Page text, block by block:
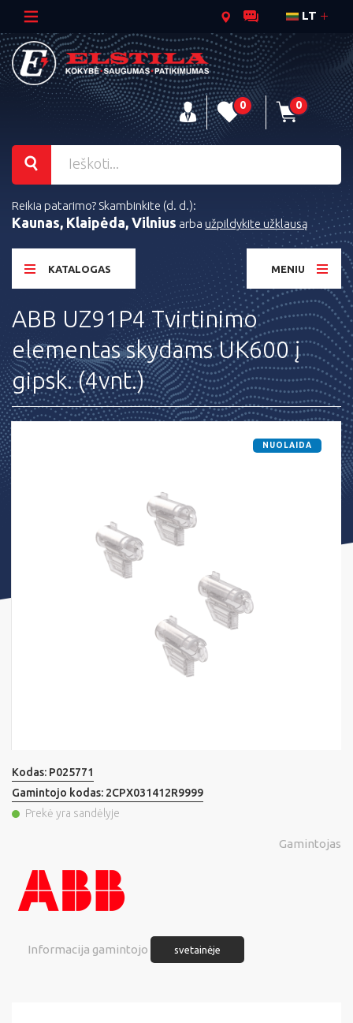
LT
0 0
Reikia patarimo? Skambinkite (d. d.):
Kaunas, Klaipėda, Vilnius arba užpildykite užklausą
KATALOGAS MENIU
ABB UZ91P4 Tvirtinimo
elementas skydams UK600 į
gipsk. (4vnt.)
NUOLAIDA
Kodas: P025771
Gamintojo kodas: 2CPX031412R9999
Prekė yra sandėlyje
Gamintojas
Informacija gamintojo svetainėje